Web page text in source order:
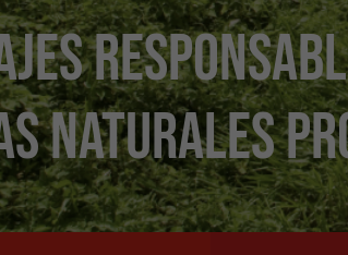
Naturales